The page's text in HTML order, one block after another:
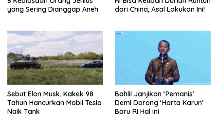
yang Sering Dianggap Aneh
dari China, Asal Lakukan Ini!
Sebut Elon Musk, Kakek 98
Tahun Hancurkan Mobil Tesla
Naik Tank
Bahlil Janjikan ‘Pemanis’
Demi Dorong ‘Harta Karun’
Baru RI Hal ini